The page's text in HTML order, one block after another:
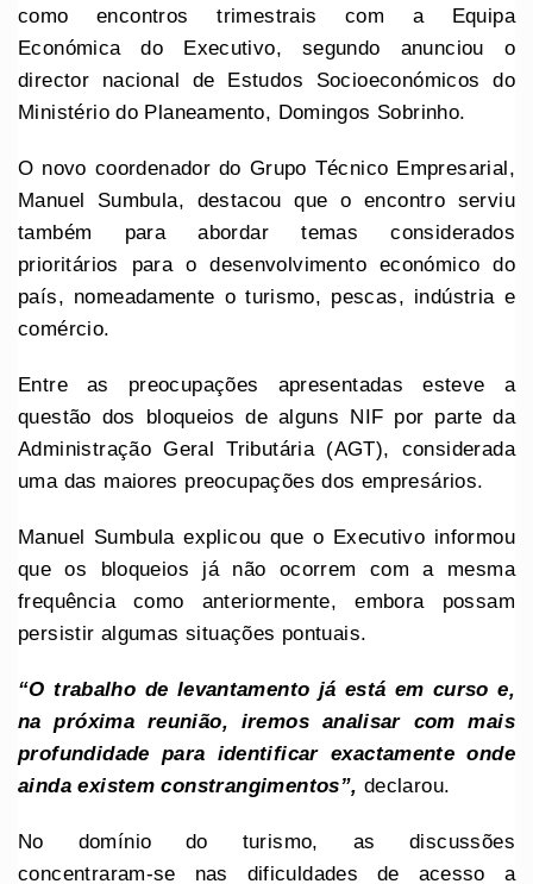
como encontros trimestrais com a Equipa
Económica do Executivo, segundo anunciou o
director nacional de Estudos Socioeconómicos do
Ministério do Planeamento, Domingos Sobrinho.
O novo coordenador do Grupo Técnico Empresarial,
Manuel Sumbula, destacou que o encontro serviu
também para abordar temas considerados
prioritários para o desenvolvimento económico do
país, nomeadamente o turismo, pescas, indústria e
comércio.
Entre as preocupações apresentadas esteve a
questão dos bloqueios de alguns NIF por parte da
Administração Geral Tributária (AGT), considerada
uma das maiores preocupações dos empresários.
Manuel Sumbula explicou que o Executivo informou
que os bloqueios já não ocorrem com a mesma
frequência como anteriormente, embora possam
persistir algumas situações pontuais.
“O trabalho de levantamento já está em curso e,
na próxima reunião, iremos analisar com mais
profundidade para identificar exactamente onde
ainda existem constrangimentos”, declarou.
No domínio do turismo, as discussões
concentraram-se nas dificuldades de acesso a